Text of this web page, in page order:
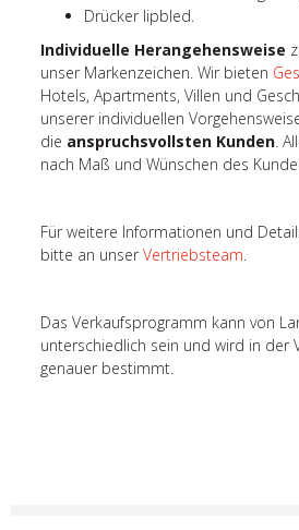
Drücker lipbled.
Individuelle Herangehensweise
unser Markenzeichen. Wir bieten
Hotels, Apartments, Villen und
unserer individuellen
die anspruchsvollsten Kunden.
nach Maß und Wünschen des
Für weitere Informationen und
bitte an unserVertriebsteam.
Das Verkaufsprogramm kann von
unterschiedlich sein und wird in der
genauer bestimmt.